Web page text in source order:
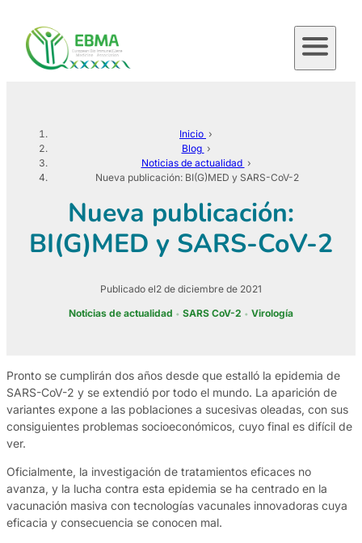
contenido
Inicio ›
Blog ›
Noticias de actualidad ›
Nueva publicación: BI(G)MED y SARS-CoV-2
Nueva publicación:
BI(G)MED y SARS-CoV-2
Publicado el2 de diciembre de 2021
Noticias de actualidad
SARS CoV-2 Virología
Pronto se cumplirán dos años desde que estalló la epidemia de
SARS-CoV-2 y se extendió por todo el mundo. La aparición de
variantes expone a las poblaciones a sucesivas oleadas, con sus
consiguientes problemas socioeconómicos, cuyo final es difícil de
ver.
Oficialmente, la investigación de tratamientos eficaces no
avanza, y la lucha contra esta epidemia se ha centrado en la
vacunación masiva con tecnologías vacunales innovadoras cuya
eficacia y consecuencia se conocen mal.